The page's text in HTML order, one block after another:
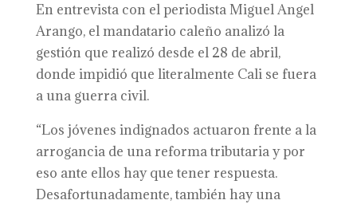
En entrevista con el periodista Miguel Angel
Arango, el mandatario caleño analizó la
gestión que realizó desde el 28 de abril,
donde impidió que literalmente Cali se fuera
a una guerra civil.
“Los jóvenes indignados actuaron frente a la
arrogancia de una reforma tributaria y por
eso ante ellos hay que tener respuesta.
Desafortunadamente, también hay una